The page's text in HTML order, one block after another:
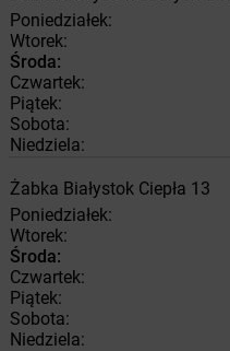
Poniedziałek:
Wtorek:
Środa:
Czwartek:
Piątek:
Sobota:
Niedziela:
Żabka Białystok Ciepła 13
Poniedziałek:
Wtorek:
Środa:
Czwartek:
Piątek:
Sobota:
Niedziela: